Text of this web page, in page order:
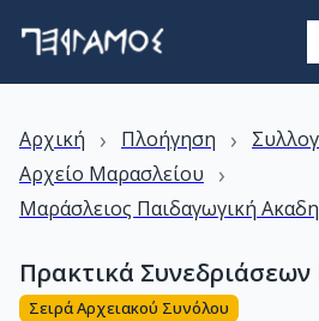
Αρχική › Πλοήγηση ›
Αρχείο Μαρασλείου ›
Μαράσλειος Παιδαγωγική
Πρακτικά
Σειρά Αρχειακού Συνόλου